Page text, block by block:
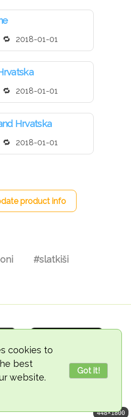
cookies to
best
website.
Got it!
2018-01-01
2018-01-01
Hrvatska
2018-01-01
product info
#slatkiši